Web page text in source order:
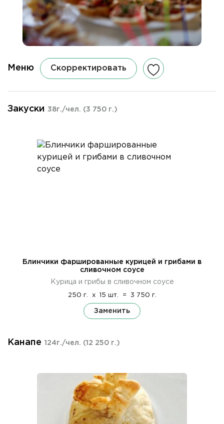
Меню Скорректировать
Закуски 38г./чел. (3 750 г.)
Блинчики фаршированные курицей и грибами в
сливочном соусе
Курица и грибы в сливочном соусе
250 г. x 15 шт. = 3 750 г.
Заменить
Канапе 124г./чел. (12 250 г.)